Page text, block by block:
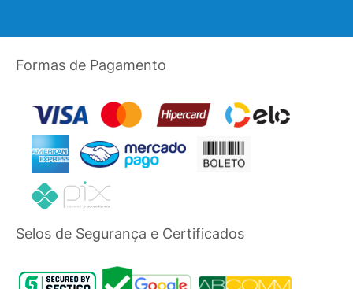
Formas de Pagamento
Selos de Segurança e Certificados